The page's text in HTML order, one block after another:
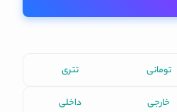
تومانی تتری
خارجی داخلی